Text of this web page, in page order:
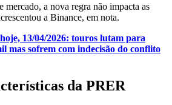
mercado, a nova regra não impacta as
a Binance, em nota.
13/04/2026: touros lutam para
mas sofrem com indecisão do conflito
da PRER